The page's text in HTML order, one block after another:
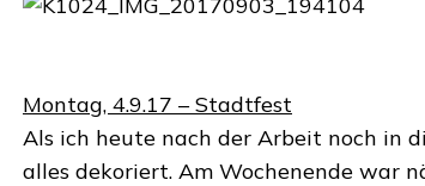
Montag, 4.9.17 – Stadtfest
Als ich heute nach der Arbeit noch in
alles dekoriert. Am Wochenende war